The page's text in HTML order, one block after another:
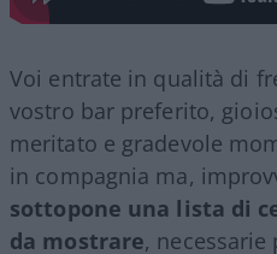
Voi entrate in qualità di
vostro bar preferito,
meritato e gradevole
in compagnia ma,
sottopone una lista di
da mostrare,